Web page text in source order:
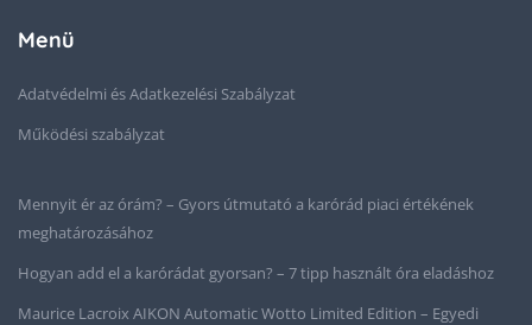
Menü
Adatvédelmi és Adatkezelési Szabályzat
Működési szabályzat
Mennyit ér az órám? – Gyors útmutató a karórád piaci értékének
meghatározásához
Hogyan add el a karórádat gyorsan? – 7 tipp használt óra eladáshoz
Maurice Lacroix AIKON Automatic Wotto Limited Edition – Egyedi